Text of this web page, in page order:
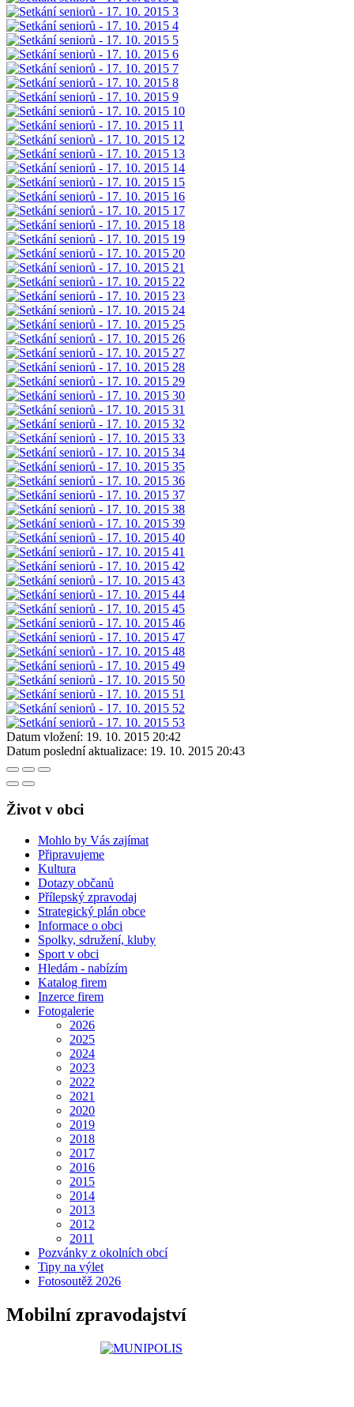
Datum vložení: 19. 10. 2015 20:42
Datum poslední aktualizace: 19. 10. 2015 20:43
Život v obci
Mohlo by Vás zajímat
Připravujeme
Kultura
Dotazy občanů
Přílepský zpravodaj
Strategický plán obce
Informace o obci
Spolky, sdružení, kluby
Sport v obci
Hledám - nabízím
Katalog firem
Inzerce firem
Fotogalerie
2026
2025
2024
2023
2022
2021
2020
2019
2018
2017
2016
2015
2014
2013
2012
2011
Pozvánky z okolních obcí
Tipy na výlet
Fotosoutěž 2026
Mobilní zpravodajství